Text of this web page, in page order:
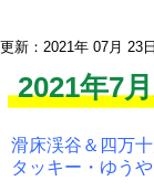
更新：2021年 07月 23日
2021年7
滑床渓谷＆四万
タッキー・ゆう